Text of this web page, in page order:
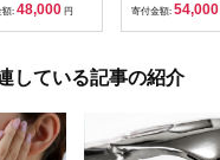
首、肩、腰をし
料無料
額: 48,000 円 寄付金額: 54,000
している記事の紹介